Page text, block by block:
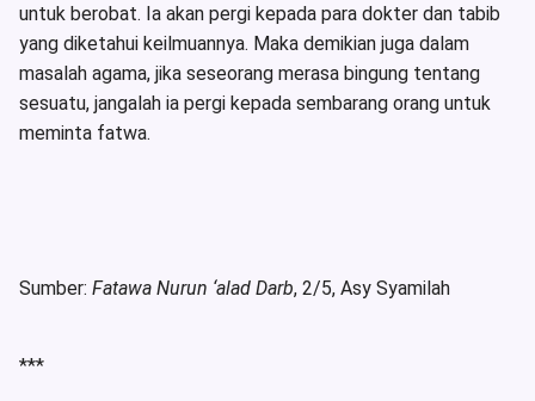
untuk berobat. Ia akan pergi kepada para dokter dan tabib
yang diketahui keilmuannya. Maka demikian juga dalam
masalah agama, jika seseorang merasa bingung tentang
sesuatu, jangalah ia pergi kepada sembarang orang untuk
meminta fatwa.
Sumber: Fatawa Nurun ‘alad Darb, 2/5, Asy Syamilah
***